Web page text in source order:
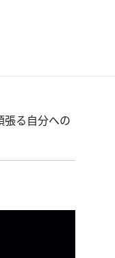
張る自分への